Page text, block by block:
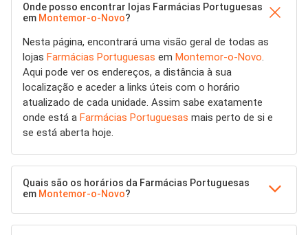
Onde posso encontrar lojas Farmácias Portuguesas
em Montemor-o-Novo?
Nesta página, encontrará uma visão geral de todas as
lojas Farmácias Portuguesas em Montemor-o-Novo.
Aqui pode ver os endereços, a distância à sua
localização e aceder a links úteis com o horário
atualizado de cada unidade. Assim sabe exatamente
onde está a Farmácias Portuguesas mais perto de si e
se está aberta hoje.
Quais são os horários da Farmácias Portuguesas
em Montemor-o-Novo?